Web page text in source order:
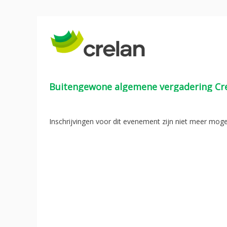
Buitengewone algemene vergadering
Inschrijvingen voor dit evenement zijn niet meer